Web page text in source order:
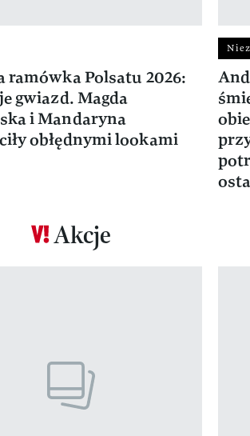
ramówka Polsatu 2026:
gwiazd. Magda
i Mandaryna
obłędnymi lookami
Akcje